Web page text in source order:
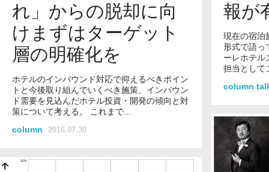
れ」からの脱却に向
けまずはターゲット
層の明確化を
ホテルのインバウンド対応で抑えるべきポイン
トと今後取り組んでいくべき施策、インバウン
ド需要を見込んだホテル投資・開発の傾向と対
策について考える。 これまで...
column
2016.07.30
報が
現在の宿泊
形式で語っ
ーレホテル
担当として
column